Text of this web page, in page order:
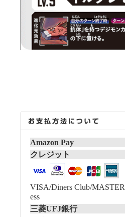
Amazon Pay
クレジット
VISA/Diners Club/
ess
三菱UFJ銀行